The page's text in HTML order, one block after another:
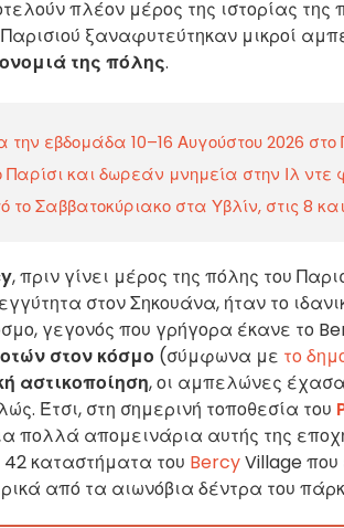
πλέον μέρος της ιστορίας της
ξαναφυτεύτηκαν μικροί
της πόλης.
την εβδομάδα 10–16 Αυγούστου 2026
και δωρεάν μνημεία στην Ιλ ντε
το Σαββατοκύριακο στα Υβλίν, στις 8
, πριν γίνει μέρος της πόλης του
στον Σηκουάνα, ήταν το
γεγονός που γρήγορα έκανε το
στον κόσμο (σύμφωνα με το
αστικοποίηση, οι αμπελώνες
Έτσι, στη σημερινή τοποθεσία του
πολλά απομεινάρια αυτής της
καταστήματα του BercyVillage που
από τα αιωνόβια δέντρα του